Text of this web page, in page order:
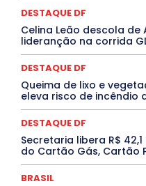
Santa Catarina
Saúde Agora
TÁ FROID?
DESTAQUE DF
Celina Leão descola
lideranção na corrida
DESTAQUE DF
Queima de lixo e
eleva risco de incêndio
DESTAQUE DF
Secretaria libera R$
do Cartão Gás, Cartão
BRASIL